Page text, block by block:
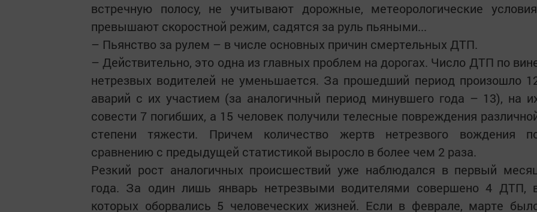
встречную полосу, не учитывают дорожные, метеорологические
превышают скоростной режим, садятся за руль пьяными...
– Пьянство за рулем – в числе основных причин смертельных ДТП.
– Действительно, это одна из главных проблем на дорогах. Число ДТП по
нетрезвых водителей не уменьшается. За прошедший период произошло
аварий с их участием (за аналогичный период минувшего года – 13), на
совести 7 погибших, а 15 человек получили телесные повреждения
степени тяжести. Причем количество жертв нетрезвого вождения
сравнению с предыдущей статистикой выросло в более чем 2 раза.
Резкий рост аналогичных происшест­вий уже наблюдался в первый
года. За один лишь январь нетрезвыми водителями совершено 4 ДТП,
которых оборвались 5 человеческих жизней. Если в феврале, марте